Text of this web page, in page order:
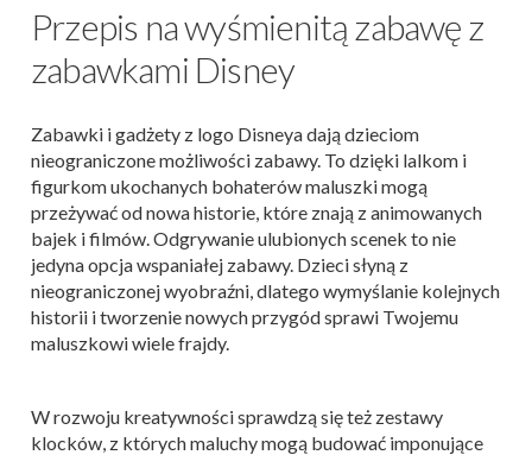
Przepis na wyśmienitą zabawę z
zabawkami Disney
Zabawki i gadżety z logo Disneya dają dzieciom
nieograniczone możliwości zabawy. To dzięki lalkom i
figurkom ukochanych bohaterów maluszki mogą
przeżywać od nowa historie, które znają z animowanych
bajek i filmów. Odgrywanie ulubionych scenek to nie
jedyna opcja wspaniałej zabawy. Dzieci słyną z
nieograniczonej wyobraźni, dlatego wymyślanie kolejnych
historii i tworzenie nowych przygód sprawi Twojemu
maluszkowi wiele frajdy.
W rozwoju kreatywności sprawdzą się też zestawy
klocków, z których maluchy mogą budować imponujące